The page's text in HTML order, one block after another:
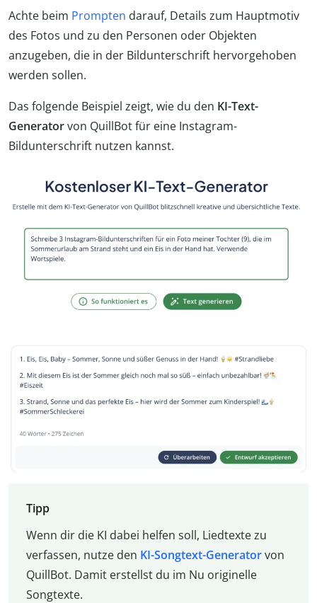
Achte beim Prompten darauf, Details zum Hauptmotiv
des Fotos und zu den Personen oder Objekten
anzugeben, die in der Bildunterschrift hervorgehoben
werden sollen.
Das folgende Beispiel zeigt, wie du den KI-Text-
Generatorvon QuillBot für eine Instagram-
Bildunterschrift nutzen kannst.
Tipp
Wenn dir die KI dabei helfen soll, Liedtexte zu
verfassen, nutze den KI-Songtext-Generatorvon
QuillBot. Damit erstellst du im Nu originelle
Songtexte.